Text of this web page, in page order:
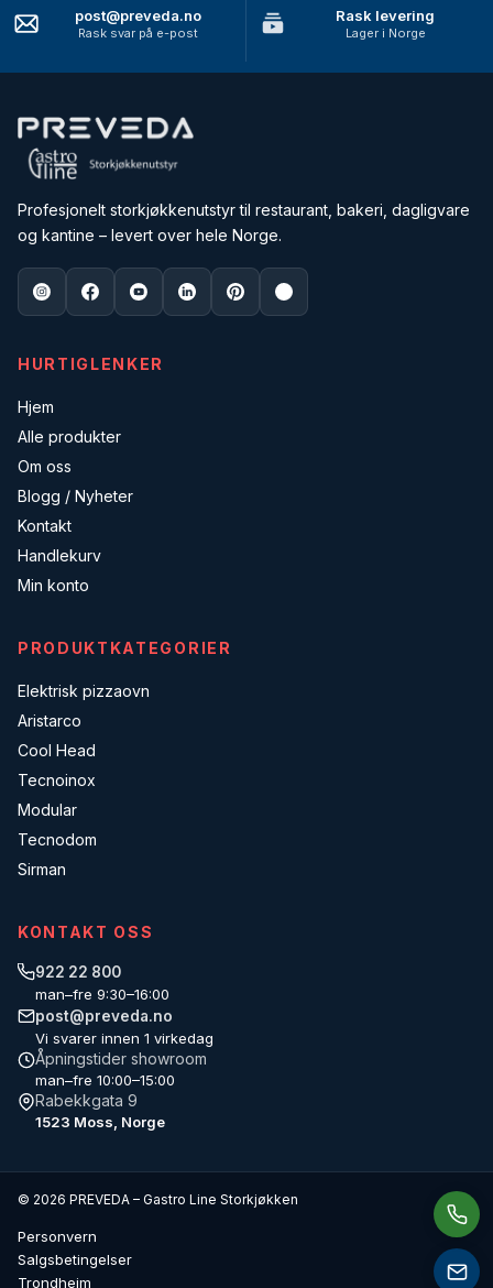
post@preveda.no
Rask svar på e-post
Rask levering
Lager i Norge
Profesjonelt storkjøkkenutstyr til restaurant, bakeri, dagligvare
og kantine – levert over hele Norge.
HURTIGLENKER
Hjem
Alle produkter
Om oss
Blogg / Nyheter
Kontakt
Handlekurv
Min konto
PRODUKTKATEGORIER
Elektrisk pizzaovn
Aristarco
Cool Head
Tecnoinox
Modular
Tecnodom
Sirman
KONTAKT OSS
922 22 800
man–fre 9:30–16:00
post@preveda.no
Vi svarer innen 1 virkedag
Åpningstider showroom
man–fre 10:00–15:00
Rabekkgata 9
1523 Moss, Norge
© 2026 PREVEDA – Gastro Line Storkjøkken
Personvern
Salgsbetingelser
Trondheim